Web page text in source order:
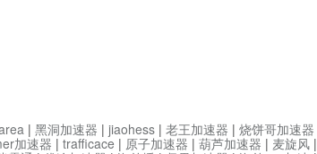
| 黑洞加速器 | jiaohess | 老王加速器 | 烧饼哥加速器
加速器 | trafficace | 原子加速器 | 葫芦加速器 | 麦旋风 |